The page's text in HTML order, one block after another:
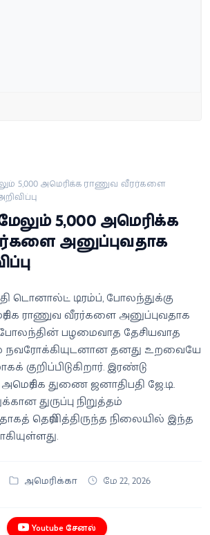
5,000 அமெரிக்க ராணுவ வீரர்களை
5,000 அமெரிக்க
அனுப்புவதாக
டொனால்ட் டிரம்ப், போலந்துக்கு
ராணுவ வீரர்களை அனுப்புவதாக
போலந்தின் பழமைவாத தேசியவாத
நவரோக்கியுடனான தனது உறவையே
குறிப்பிடுகிறார். இரண்டு
துணை ஜனாதிபதி ஜே.டி.
துருப்பு நிறுத்தம்
தெரிவித்திருந்த நிலையில் இந்த
அமெரிக்கா மே 22, 2026
Youtube சேனல்